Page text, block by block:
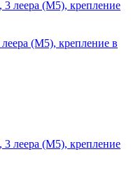
(М5), крепление в